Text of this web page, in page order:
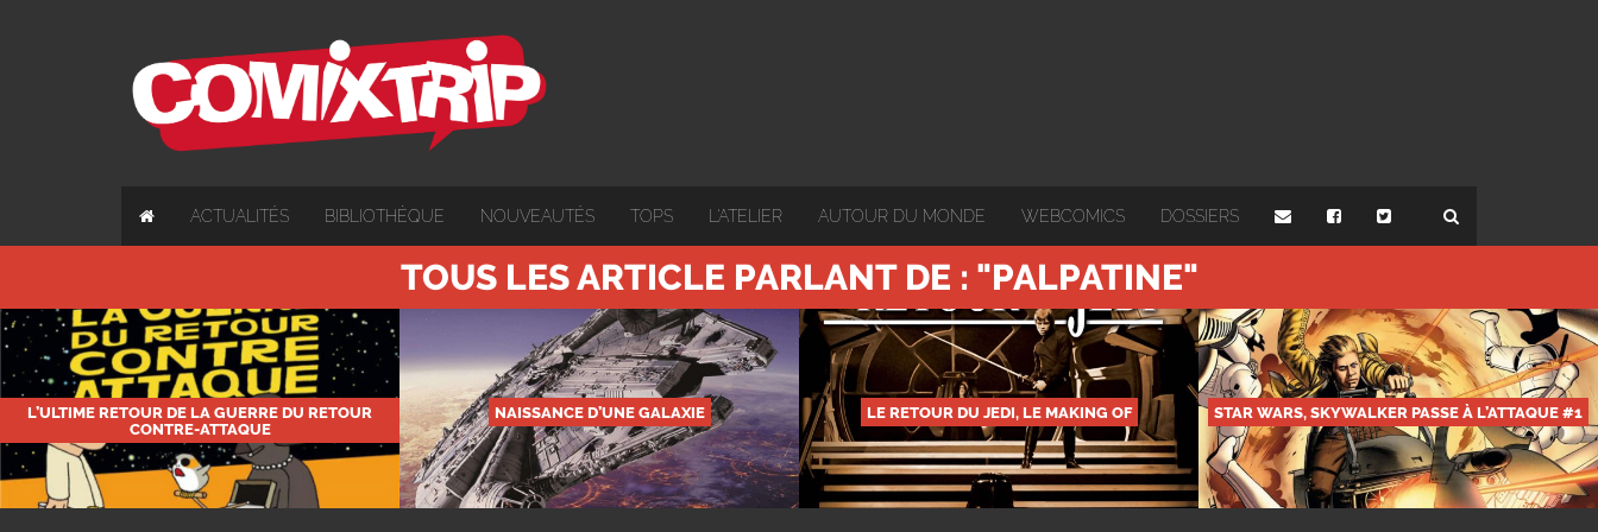
ACTUALITÉS BIBLIOTHÈQUE NOUVEAUTÉS TOPS L'ATELIER AUTOUR DU MONDE WEBCOMICS DOSSIERS
TOUS LES ARTICLE PARLANT DE : "PALPATINE"
L’ULTIME RETOUR DE LA GUERRE DU RETOUR
CONTRE-ATTAQUE
NAISSANCE D’UNE GALAXIE LE RETOUR DU JEDI, LE MAKING OF STAR WARS, SKYWALKER PASSE À L’ATTAQUE #1